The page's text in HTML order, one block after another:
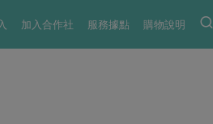
加入合作社 服務據點 購物說明